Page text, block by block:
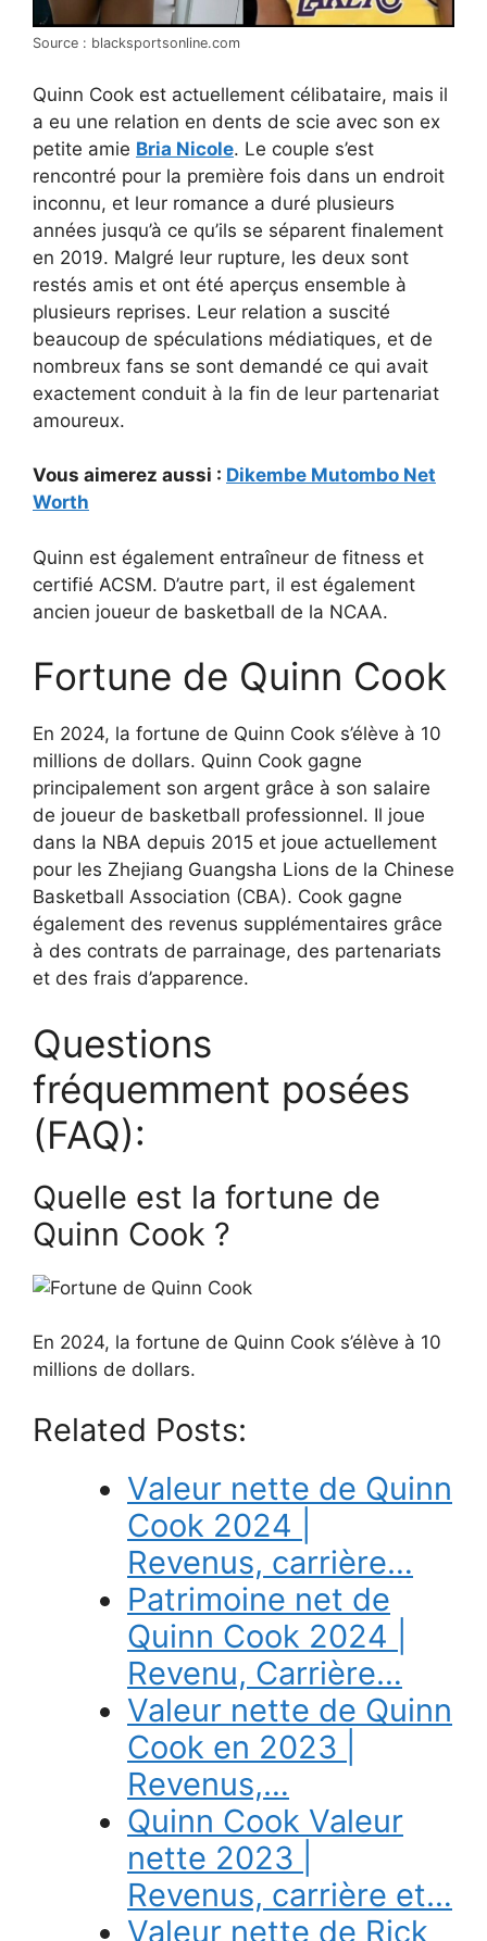
Source : blacksportsonline.com
Quinn Cook est actuellement célibataire, mais il
a eu une relation en dents de scie avec son ex
petite amie Bria Nicole. Le couple s’est
rencontré pour la première fois dans un endroit
inconnu, et leur romance a duré plusieurs
années jusqu’à ce qu’ils se séparent finalement
en 2019. Malgré leur rupture, les deux sont
restés amis et ont été aperçus ensemble à
plusieurs reprises. Leur relation a suscité
beaucoup de spéculations médiatiques, et de
nombreux fans se sont demandé ce qui avait
exactement conduit à la fin de leur partenariat
amoureux.
Vous aimerez aussi : Dikembe Mutombo Net
Worth
Quinn est également entraîneur de fitness et
certifié ACSM. D’autre part, il est également
ancien joueur de basketball de la NCAA.
Fortune de Quinn Cook
En 2024, la fortune de Quinn Cook s’élève à 10
millions de dollars. Quinn Cook gagne
principalement son argent grâce à son salaire
de joueur de basketball professionnel. Il joue
dans la NBA depuis 2015 et joue actuellement
pour les Zhejiang Guangsha Lions de la Chinese
Basketball Association (CBA). Cook gagne
également des revenus supplémentaires grâce
à des contrats de parrainage, des partenariats
et des frais d’apparence.
Questions
fréquemment posées
(FAQ):
Quelle est la fortune de
Quinn Cook ?
En 2024, la fortune de Quinn Cook s’élève à 10
millions de dollars.
Related Posts:
Valeur nette de Quinn
Cook 2024 |
Revenus, carrière…
Patrimoine net de
Quinn Cook 2024 |
Revenu, Carrière…
Valeur nette de Quinn
Cook en 2023 |
Revenus,…
Quinn Cook Valeur
nette 2023 |
Revenus, carrière et…
Valeur nette de Rick